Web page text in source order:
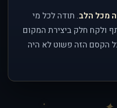
מכל הלב. תודה לכל מי
ולקח חלק ביצירת המקום
הקסם הזה פשוט לא היה